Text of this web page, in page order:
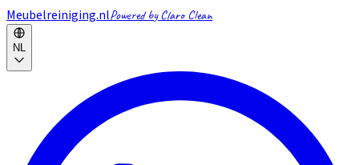
Meubelreiniging.nlPowered by Claro Clean
NL